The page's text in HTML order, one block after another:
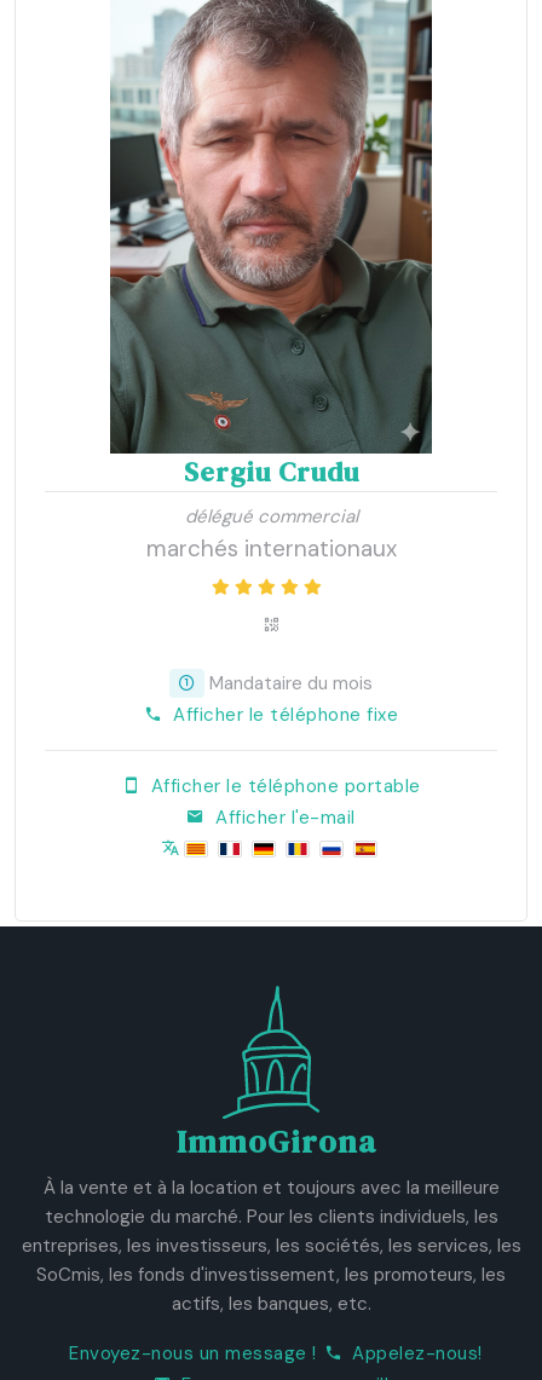
Sergiu Crudu
délégué commercial
marchés internationaux
Mandataire du mois
Afficher le téléphone fixe
Afficher le téléphone portable
Afficher l'e-mail
ImmoGirona
À la vente et à la location et toujours avec la meilleure
technologie du marché. Pour les clients individuels, les
entreprises, les investisseurs, les sociétés, les services, les
SoCmis, les fonds d'investissement, les promoteurs, les
actifs, les banques, etc.
Envoyez-nous un message !
Appelez-nous!